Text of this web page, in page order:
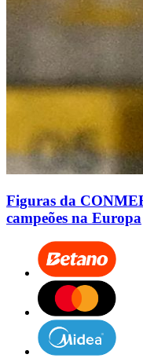
Figuras da
campeões na Europa